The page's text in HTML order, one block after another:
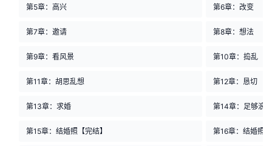
第5章：高兴 第6章：改变
第7章：邀请 第8章：想法
第9章：看风景 第10章：捣乱
第11章：胡思乱想 第12章：恳切
第13章：求婚 第14章：足够浪漫
第15章：结婚照【完结】 第16章：结婚照